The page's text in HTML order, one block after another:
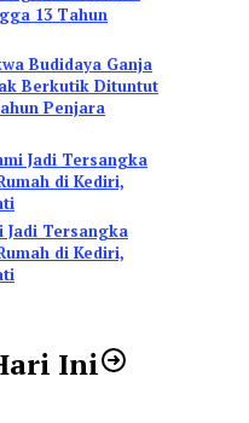
Budidaya Ganja
Berkutik Dituntut
Penjara
Jadi Tersangka
di Kediri,
Ini